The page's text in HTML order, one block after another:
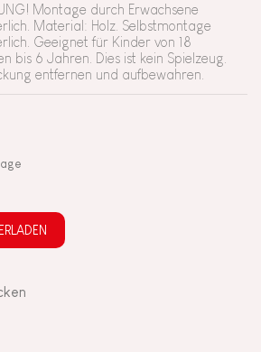
Montage durch Erwachsene
Material: Holz. Selbstmontage
Geeignet für Kinder von 18
bis 6 Jahren. Dies ist kein Spielzeug.
entfernen und aufbewahren.